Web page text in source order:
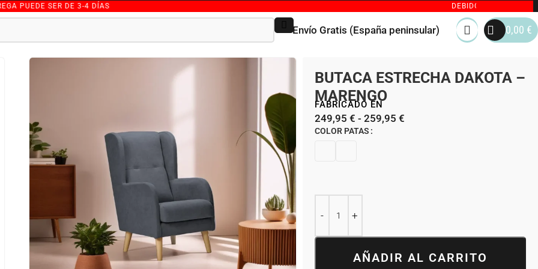
SER DE 3-4 DÍAS DEBIDO AL GRAN VOLUMEN DE
Envío Gratis (España peninsular) 0,00 €
BUTACA ESTRECHA DAKOTA –
MARENGO
FABRICADO EN
249,95 € - 259,95 €
COLOR PATAS
AÑADIR AL CARRITO